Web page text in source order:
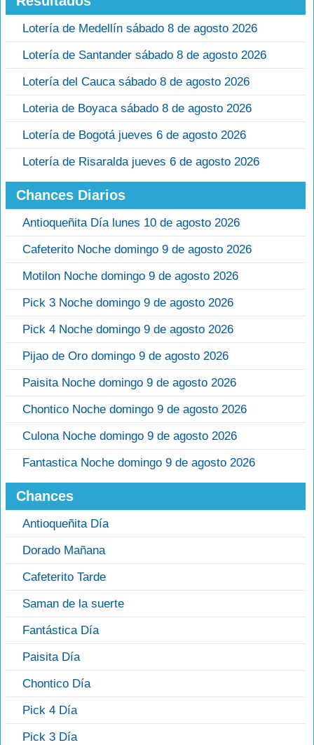
Lotería de Medellín sábado 8 de agosto 2026
Lotería de Santander sábado 8 de agosto 2026
Lotería del Cauca sábado 8 de agosto 2026
Loteria de Boyaca sábado 8 de agosto 2026
Lotería de Bogotá jueves 6 de agosto 2026
Lotería de Risaralda jueves 6 de agosto 2026
Chances Diarios
Antioqueñita Día lunes 10 de agosto 2026
Cafeterito Noche domingo 9 de agosto 2026
Motilon Noche domingo 9 de agosto 2026
Pick 3 Noche domingo 9 de agosto 2026
Pick 4 Noche domingo 9 de agosto 2026
Pijao de Oro domingo 9 de agosto 2026
Paisita Noche domingo 9 de agosto 2026
Chontico Noche domingo 9 de agosto 2026
Culona Noche domingo 9 de agosto 2026
Fantastica Noche domingo 9 de agosto 2026
Chances
Antioqueñita Día
Dorado Mañana
Cafeterito Tarde
Saman de la suerte
Fantástica Día
Paisita Día
Chontico Día
Pick 4 Día
Pick 3 Día